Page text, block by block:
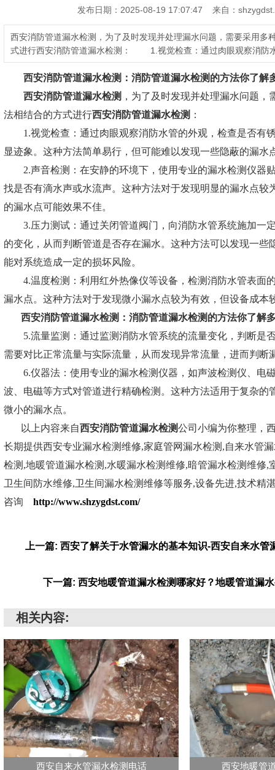
发布日期：2025-08-19 17:07:47 来自：
西安消防管道漏水检测，为了及时发现并处理漏水问题，需要采用多
式进行西安消防管道漏水检测： 1.视觉检查：通过肉眼观察消防
西安消防管道漏水检测： 消防管道漏水检测的方法你了解
西安消防管道漏水检测 ，为了及时发现并处理漏水问题，
法相结合的方式进行西安消防管道漏水检测 ：
1.视觉检查：通过肉眼观察消防水管的外观，检查是否有
显迹象。这种方法简单易行，但可能难以发现一些隐蔽的漏水
2.声音检测：在安静的环境下，使用专业的漏水检测仪器
找是否有滴水声或水流声。这种方法对于发现明显的漏水点较
的漏水点可能效果不佳。
3.压力测试：通过关闭管道阀门，向消防水管系统施加一
的变化，从而判断管道是否存在漏水。这种方法可以发现一些
能对系统造成一定的损坏风险。
4.温度检测：利用红外热像仪等设备，检测消防水管表面
漏水点。这种方法对于发现微小漏水点较为有效，但设备成本
西安消防管道漏水检测： 消防管道漏水检测的方法你了解
5.流量监测：通过监测消防水管系统的流量变化，判断是
需要对比正常流量与实际流量，从而发现异常流量，进而判断
6.仪器法：使用专业的漏水检测仪器，如声波检测仪、电
波、电磁等方式对管道进行精确检测。这种方法适用于复杂的
微小的漏水点。
以上内容来自西安消防管道漏水检测公司小编为你整理，
长期提供西安专业漏水检测维修,家庭管网漏水检测,自来水管
检测,地暖管道漏水检测,水暖漏水检测维修,暗管漏水检测维修,
卫生间防水维修,卫生间漏水检测维修等服务,设备先进,技术精
咨询 http://www.shzygdst.com/
上一篇: 西安了解关于水管漏水的基本知识-西安自来水管
下一篇: 西安地暖管道漏水检测哪家好？地暖管道漏
相关内容:
西安自来水管漏水检测电话 西安地暖管